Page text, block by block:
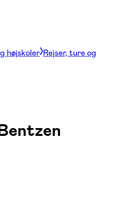
højskoler Rejser, ture og